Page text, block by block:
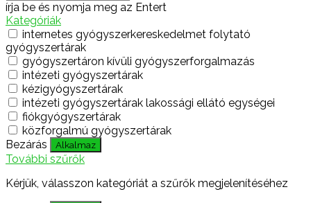
írja be és nyomja meg az Entert
Kategóriák
internetes gyógyszerkereskedelmet folytató
gyógyszertárak
gyógyszertáron kívüli gyógyszerforgalmazás
intézeti gyógyszertárak
kézigyógyszertárak
intézeti gyógyszertárak lakossági ellátó egységei
fiókgyógyszertárak
közforgalmú gyógyszertárak
Bezárás
Alkalmaz
További szűrők
Kérjük, válasszon kategóriát a szűrők megjelenítéséhez